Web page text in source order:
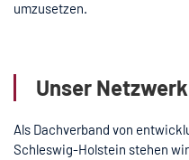
umzusetzen.
Unser Netzwerk
Als Dachverband von
Schleswig-Holstein stehen